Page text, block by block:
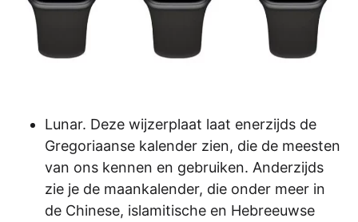
Lunar. Deze wijzerplaat laat enerzijds de
Gregoriaanse kalender zien, die de meesten
van ons kennen en gebruiken. Anderzijds
zie je de maankalender, die onder meer in
de Chinese, islamitische en Hebreeuwse